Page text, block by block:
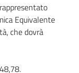
rappresentato
Equivalente
che dovrà